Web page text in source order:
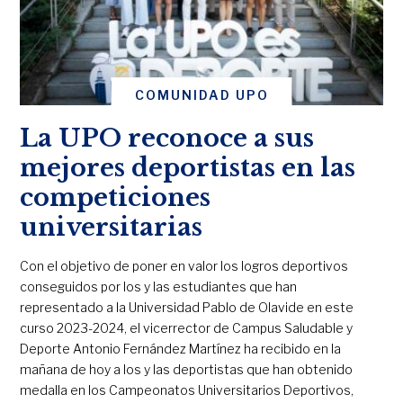
COMUNIDAD UPO
La UPO reconoce a sus
mejores deportistas en las
competiciones
universitarias
Con el objetivo de poner en valor los logros deportivos
conseguidos por los y las estudiantes que han
representado a la Universidad Pablo de Olavide en este
curso 2023-2024, el vicerrector de Campus Saludable y
Deporte Antonio Fernández Martínez ha recibido en la
mañana de hoy a los y las deportistas que han obtenido
medalla en los Campeonatos Universitarios Deportivos,